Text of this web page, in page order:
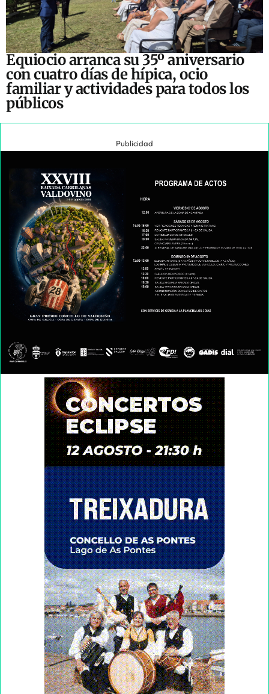
Equiocio arranca su 35º aniversario
con cuatro días de hípica, ocio
familiar y actividades para todos los
públicos
Publicidad